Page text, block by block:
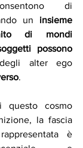
di
un insieme
di mondi
possono
alter ego
.
questo cosmo
la fascia
è